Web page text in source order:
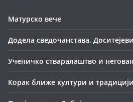
Матурско вече
Додела сведочанстава,
Ученичко стваралаштво и
Корак ближе култури и